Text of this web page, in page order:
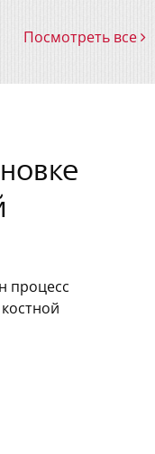
Посмотреть все
процесс